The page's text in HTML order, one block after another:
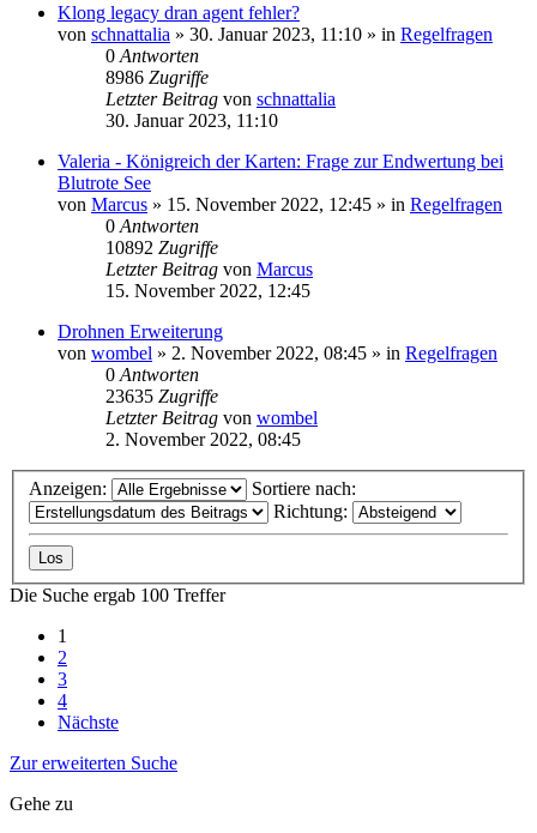
Klong legacy dran agent fehler?
von schnattalia » 30. Januar 2023, 11:10 » in Regelfragen
0 Antworten
8986 Zugriffe
Letzter Beitrag von schnattalia
30. Januar 2023, 11:10
Valeria - Königreich der Karten: Frage zur Endwertung bei
Blutrote See
von Marcus » 15. November 2022, 12:45 » in Regelfragen
0 Antworten
10892 Zugriffe
Letzter Beitrag von Marcus
15. November 2022, 12:45
Drohnen Erweiterung
von wombel » 2. November 2022, 08:45 » in Regelfragen
0 Antworten
23635 Zugriffe
Letzter Beitrag von wombel
2. November 2022, 08:45
Anzeigen:
Sortiere nach:
Richtung:
Die Suche ergab 100 Treffer
1
2
3
4
Nächste
Zur erweiterten Suche
Gehe zu